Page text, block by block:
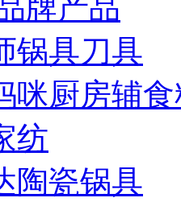
牌产品
锅具刀具
咪厨房辅
纺
陶瓷锅具